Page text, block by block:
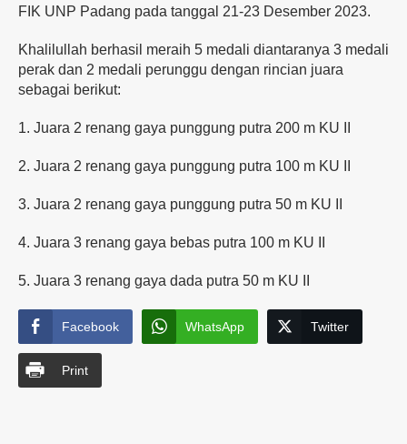
FIK UNP Padang pada tanggal 21-23 Desember 2023.
Khalilullah berhasil meraih 5 medali diantaranya 3 medali
perak dan 2 medali perunggu dengan rincian juara
sebagai berikut:
1. Juara 2 renang gaya punggung putra 200 m KU II
2. Juara 2 renang gaya punggung putra 100 m KU II
3. Juara 2 renang gaya punggung putra 50 m KU II
4. Juara 3 renang gaya bebas putra 100 m KU II
5. Juara 3 renang gaya dada putra 50 m KU II
Facebook WhatsApp Twitter
Print